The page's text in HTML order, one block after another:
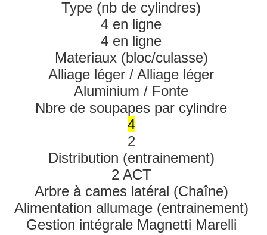
Type (nb de cylindres)
4 en ligne
4 en ligne
Materiaux (bloc/culasse)
Alliage léger / Alliage léger
Aluminium / Fonte
Nbre de soupapes par cylindre
4
2
Distribution (entrainement)
2 ACT
Arbre à cames latéral (Chaîne)
Alimentation allumage (entrainement)
Gestion intégrale Magnetti Marelli